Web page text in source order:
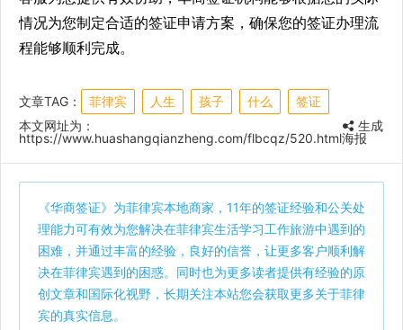
情况为您制定合适的签证申请方案，确保您的签证办理流
程能够顺利完成。
文章TAG： 菲律宾 人生 孩子 什么
签证
本文网址为：
https://www.huashangqianzheng.com/flbcqz/520.html
生成
海报
《华商签证》为菲律宾本地商家，11年的签证经验和公关处
理能力可有效为您解决在菲律宾生活学习工作旅游中遇到的
困难，并通过丰富的经验，良好的信誉，让更多客户顺利解
决在菲律宾遇到的困惑。同时也为更多读者提供有经验的原
创文章和国际化视野，长期关注本站您会获取更多关于菲律
宾的真实信息。